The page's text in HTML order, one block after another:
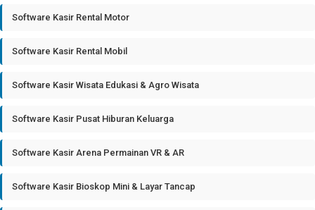
Software Kasir Rental Motor
Software Kasir Rental Mobil
Software Kasir Wisata Edukasi & Agro Wisata
Software Kasir Pusat Hiburan Keluarga
Software Kasir Arena Permainan VR & AR
Software Kasir Bioskop Mini & Layar Tancap